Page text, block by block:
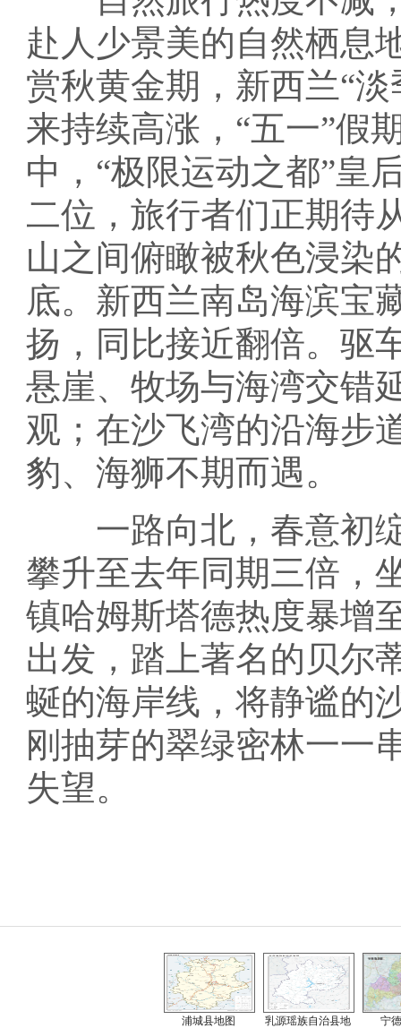
赴人少景美的自然栖息
赏秋黄金期，新西兰“
来持续高涨，“五一”假
中，“极限运动之都”皇
二位，旅行者们正期待
山之间俯瞰被秋色浸染
底。新西兰南岛海滨宝
扬，同比接近翻倍。驱
悬崖、牧场与海湾交错
观；在沙飞湾的沿海步
豹、海狮不期而遇。
一路向北，春意初绽
攀升至去年同期三倍，
镇哈姆斯塔德热度暴增
出发，踏上著名的贝尔
蜒的海岸线，将静谧的
刚抽芽的翠绿密林一一
失望。
浦城县地图 乳源瑶族自治县地 宁